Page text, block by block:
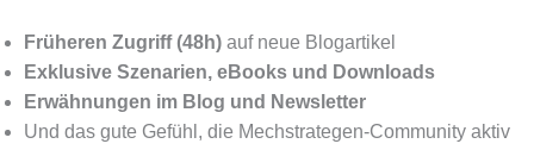
Früheren Zugriff (48h) auf neue Blogartikel
Exklusive Szenarien, eBooks und Downloads
Erwähnungen im Blog und Newsletter
Und das gute Gefühl, die Mechstrategen-Community aktiv